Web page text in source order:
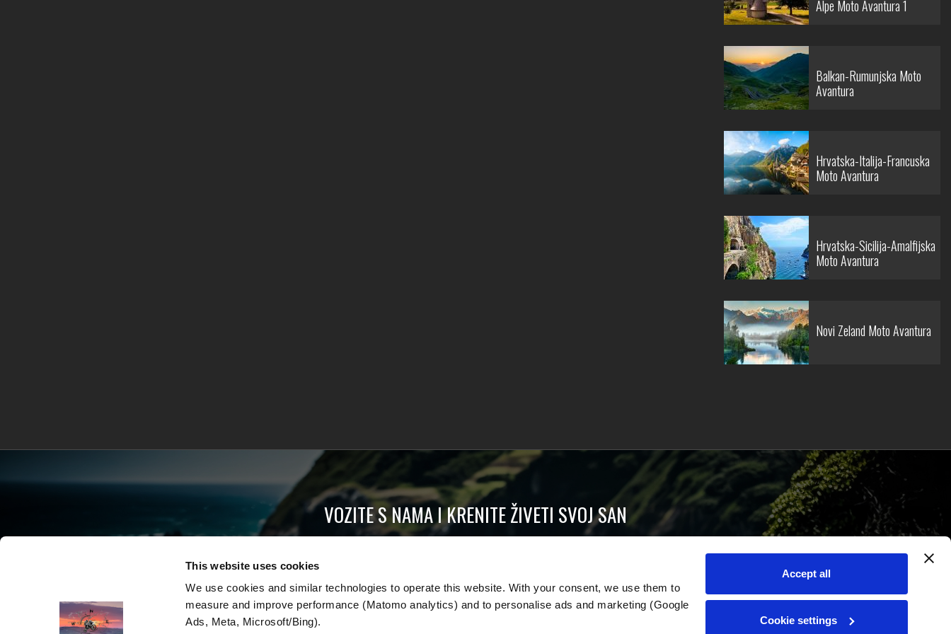
This website uses cookies
We use cookies and similar technologies to operate this website. With your consent, we use them to
measure and improve performance (Matomo analytics) and to personalise ads and marketing (Google
Ads, Meta, Microsoft/Bing).
Accept all
Cookie settings
Alpe Moto Avantura 1
Balkan-Rumunjska Moto
Avantura
Hrvatska-Italija-Francuska
Moto Avantura
Hrvatska-Sicilija-Amalfijska
Moto Avantura
Novi Zeland Moto Avantura
VOZITE S NAMA I KRENITE ŽIVETI SVOJ SAN
Prvi saznajte najnovije vijesti, najbolje ponude i detaljne informacije o nama i svemu vezanom uz motociklizam diljem svijeta.
E-mail*